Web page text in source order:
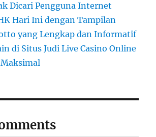
Dicari Pengguna Internet
Hari Ini dengan Tampilan
yang Lengkap dan Informatif
di Situs Judi Live Casino Online